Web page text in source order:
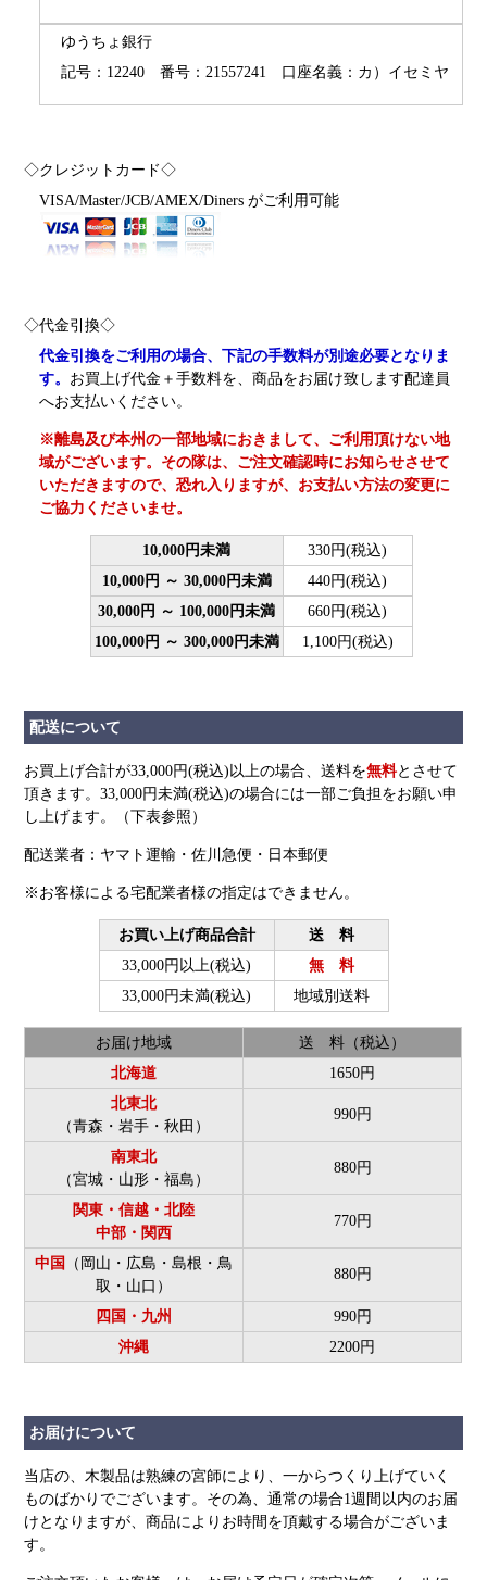
ゆうちょ銀行
記号：12240 番号：21557241
口座名義：カ）イセミヤ
◇クレジットカード◇
VISA/Master/JCB/AMEX/Diners がご利用可能
◇代金引換◇
代金引換をご利用の場合、下記の手数料が別途必要となりま
す。 お買上げ代金＋手数料を、商品をお届け致します配達員
へお支払いください。
※離島及び本州の一部地域におきまして、ご利用頂けない地
域がございます。その隊は、ご注文確認時にお知らせさせて
いただきますので、恐れ入りますが、お支払い方法の変更に
ご協力くださいませ。
10,000円未満
330円(税込)
10,000円 ～ 30,000円未満
440円(税込)
30,000円 ～ 100,000円未満
660円(税込)
100,000円 ～ 300,000円未満
1,100円(税込)
配送について
お買上げ合計が33,000円(税込)以上の場合、送料を無料とさせて
頂きます。33,000円未満(税込)の場合には一部ご負担をお願い申
し上げます。（下表参照）
配送業者：ヤマト運輸・佐川急便・日本郵便
※お客様による宅配業者様の指定はできません。
お買い上げ商品合計
送 料
33,000円以上(税込)
無 料
33,000円未満(税込)
地域別送料
お届け地域
送 料（税込）
北海道
1650円
北東北
（青森・岩手・秋田）
990円
南東北
（宮城・山形・福島）
880円
関東・信越・北陸
中部・関西
770円
中国
（岡山・広島・島根・鳥
取・山口）
880円
四国・九州
990円
沖縄
2200円
お届けについて
当店の、木製品は熟練の宮師により、一からつくり上げていく
ものばかりでございます。その為、通常の場合1週間以内のお届
けとなりますが、商品によりお時間を頂戴する場合がございま
す。